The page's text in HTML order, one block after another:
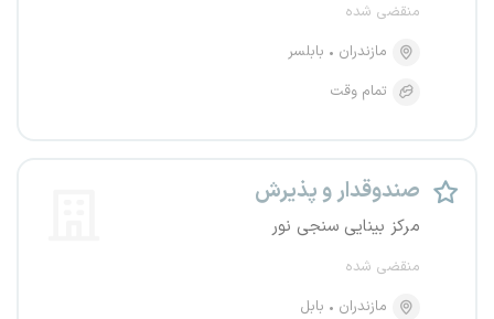
منقضی شده
مازندران
بابلسر
تمام وقت
صندوقدار و پذیرش
مرکز بینایی سنجی نور
منقضی شده
مازندران
بابل